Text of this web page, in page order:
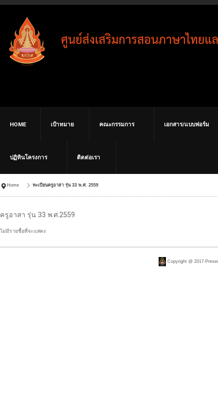
HOME เป้าหมาย คณะกรรมการ เอกสาร/แบบฟอร์ม
ปฏิทินโครงการ ติดต่อเรา
Home ทะเบียนครูอาสา รุ่น 33 พ.ศ. 2559
ครูอาสา รุ่น 33 พ.ศ.2559
ไม่มีรายชื่อที่จะแสดง
Copyright @ 2017-